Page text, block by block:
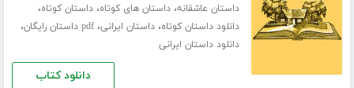
داستان عاشقانه،داستان های کوتاه،داستان کوتاه،
دانلود داستان کوتاه،داستان ایرانی،pdf داستان رایگان ،
دانلود داستان ایرانی
دانلود کتاب